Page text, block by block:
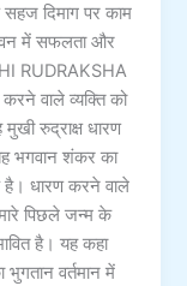
सहज दिमाग पर काम
में सफलता और
RUDRAKSHA
वाले व्यक्ति को
रुद्राक्ष धारण
भगवान शंकर का
है। धारण करने वाले
पिछले जन्म के
है। यह कहा
वर्तमान में